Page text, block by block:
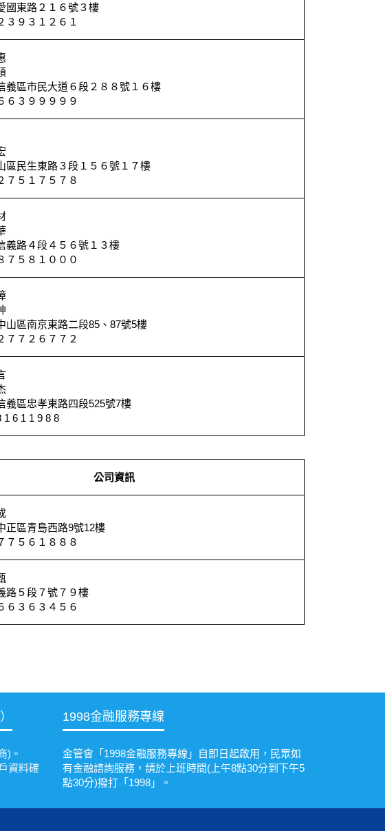
國東路２１６號３樓
３９３１２６１
義區市民大道６段２８８號１６樓
６３９９９９９
區民生東路３段１５６號１７樓
７５１７５７８
義路４段４５６號１３樓
７５８１０００
山區南京東路二段85、87號5樓
７７２６７７２
義區忠孝東路四段525號7樓
1 6 1 1 9 8 8
公司資訊
正區青島西路9號12樓
７５６１８８８
路５段７號７９樓
６３６３４５６
)。
資料確
1998金融服務專線
金管會「1998金融服務專線」自即日起啟用，民眾如
有金融諮詢服務，請於上班時間(上午8點30分到下午5
點30分)撥打「1998」。